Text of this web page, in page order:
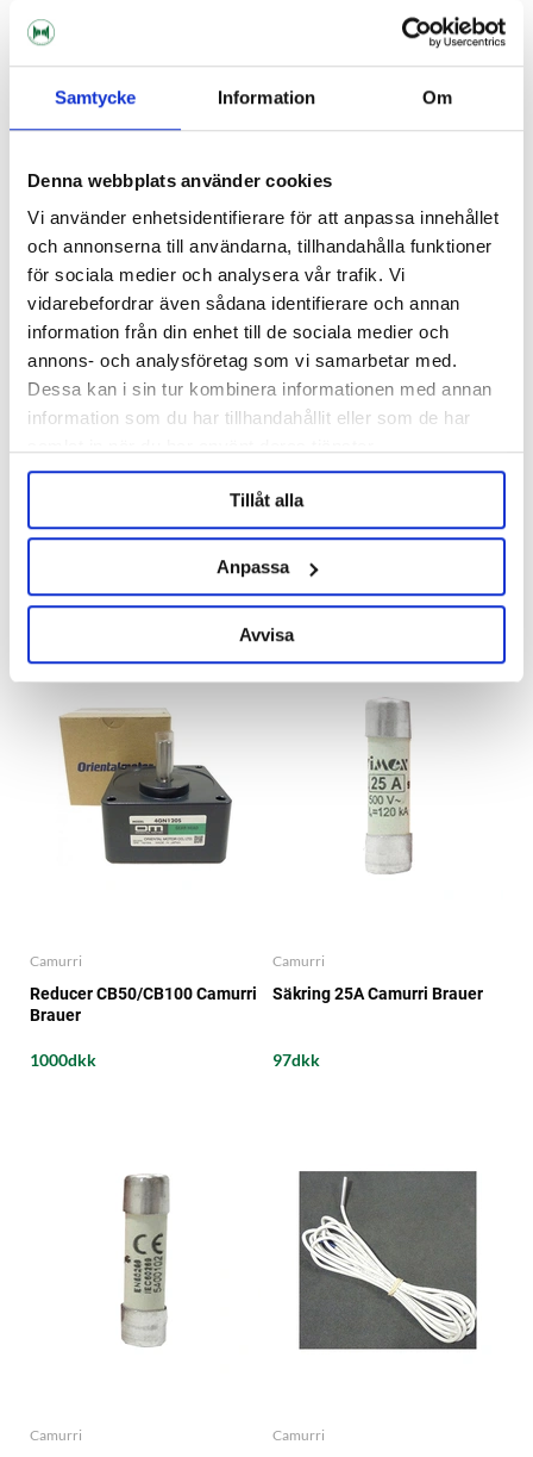
Samtycke Information Om
Denna webbplats använder cookies
Vi använder enhetsidentifierare för att anpassa innehållet
och annonserna till användarna, tillhandahålla funktioner
för sociala medier och analysera vår trafik. Vi
vidarebefordrar även sådana identifierare och annan
information från din enhet till de sociala medier och
annons- och analysföretag som vi samarbetar med.
Dessa kan i sin tur kombinera informationen med annan
information som du har tillhandahållit eller som de har
Tillåt alla
Anpassa
Avvisa
O-ring Till Kran CB50 / CB100
Camurri Brauer
40dkk
Push Button 10A Camurri
Brauer
114dkk
Brauer
1128dkk
Camurri
Reducer CB50/CB100 Camurri
Brauer
1000dkk
Camurri
Säkring 25A Camurri Brauer
97dkk
Camurri Camurri